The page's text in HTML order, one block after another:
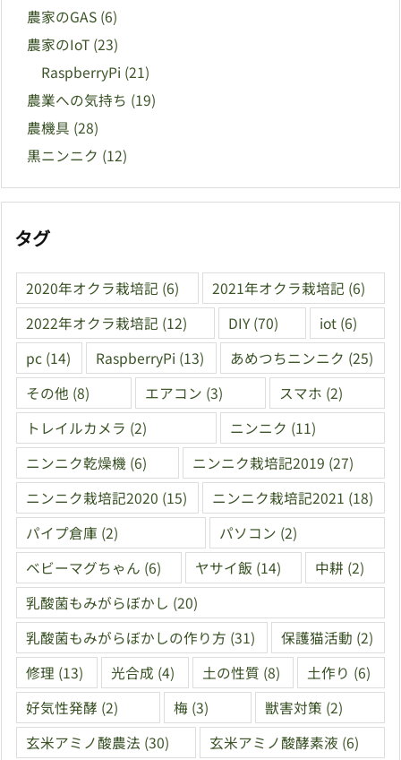
農家のGAS (6)
農家のIoT (23)
RaspberryPi (21)
農業への気持ち (19)
農機具 (28)
黒ニンニク (12)
タグ
2020年オクラ栽培記 (6) 2021年オクラ栽培記 (6)
2022年オクラ栽培記 (12) DIY (70) iot (6)
pc (14) RaspberryPi (13) あめつちニンニク (25)
その他 (8) エアコン (3) スマホ (2)
トレイルカメラ (2) ニンニク (11)
ニンニク乾燥機 (6) ニンニク栽培記2019 (27)
ニンニク栽培記2020 (15) ニンニク栽培記2021 (18)
パイプ倉庫 (2) パソコン (2)
ベビーマグちゃん (6) ヤサイ飯 (14) 中耕 (2)
乳酸菌もみがらぼかし (20)
乳酸菌もみがらぼかしの作り方 (31) 保護猫活動 (2)
修理 (13) 光合成 (4) 土の性質 (8) 土作り (6)
好気性発酵 (2) 梅 (3) 獣害対策 (2)
玄米アミノ酸農法 (30) 玄米アミノ酸酵素液 (6)